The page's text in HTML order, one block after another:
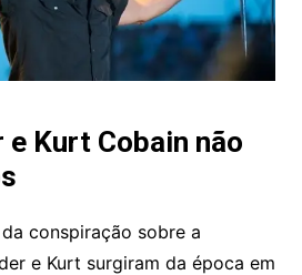
e Kurt Cobain não
conspiração sobre a
e Kurt surgiram da época em